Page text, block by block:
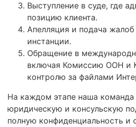
Выступление в суде, где
позицию клиента.
Апелляция и подача
инстанции.
Обращение в
включая Комиссию ООН и
контролю за файлами
На каждом этапе наша команда
юридическую и консульскую
полную конфиденциальность и